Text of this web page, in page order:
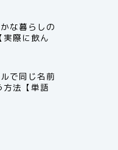
かな暮らしの
実際に飲ん
で同じ名前
方法【単語